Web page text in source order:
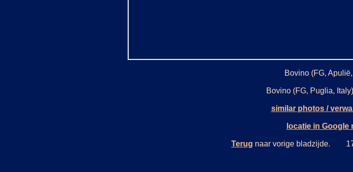
Bovino (FG,
Bovino (FG, Puglia,
similar photos /
locatie in Google
Terug naar vorige bladzijde.